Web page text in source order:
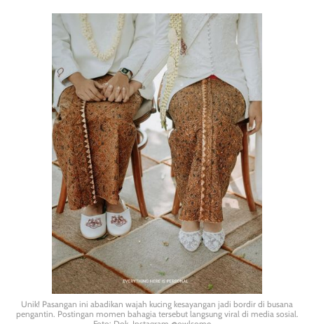
Unik! Pasangan ini abadikan wajah kucing kesayangan jadi bordir di busana
pengantin. Postingan momen bahagia tersebut langsung viral di media sosial.